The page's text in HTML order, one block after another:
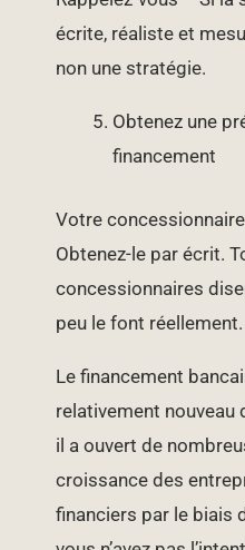
écrite, réaliste et
non une stratégie.
Obtenez une
financement
Votre
Obtenez-le par écrit.
concessionnaires
peu le font réellement.
Le financement
relativement nouveau
il a ouvert de
croissance des
financiers par le biais